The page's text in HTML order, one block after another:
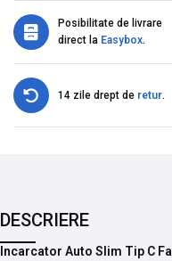
Posibilitate de livrare
direct la Easybox.
14 zile drept de retur.
DESCRIERE
Incarcator Auto Slim Tip C